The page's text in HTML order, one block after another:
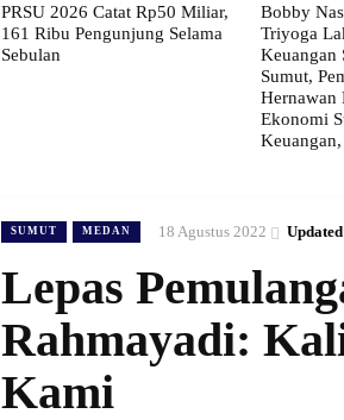
PRSU 2026 Catat Rp50 Miliar,
161 Ribu Pengunjung Selama
Sebulan
Bobby
Triyoga
Keuangan
Sumut,
Hernawan
Ekonomi
Keuangan,
SUMUT MEDAN 18 Agustus 2022
Lepas
Rahmayadi:
Kami